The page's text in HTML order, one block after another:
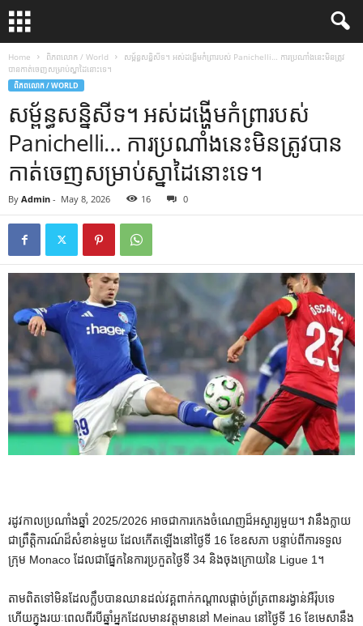
Home ពិភពលោក / World
សម្ព័ន្ធសន្និសីទ។ អស់​ដង្ហើម​កំព្រា​របស់ Panichelli… ការ​ប្រណាំង​នេះ​មិន​ត្រូវ​
បាន​កាត់​ចេញ​សម្រាប់​ស្នាដៃ​នោះ​ទេ។
ពិភពលោក / WORLD
សម្ព័ន្ធសន្និសីទ។ អស់​ដង្ហើម​កំព្រា​របស់
Panichelli… ការ​ប្រណាំង​នេះ​មិន​ត្រូវ​បាន​
កាត់​ចេញ​សម្រាប់​ស្នាដៃ​នោះ​ទេ។
By Admin - May 8, 2026 16 0
រដូវកាលប្រណាំងឆ្នាំ 2025/2026 អាចជាការកេងចំណេញដ៏អស្ចារ្យមួយ។ វានឹងក្លាយ
ជាព្រឹត្តិការណ៍ដ៏សំខាន់មួយ ដែលកើតឡើងនៅថ្ងៃទី 16 ខែឧសភា បន្ទាប់ពីការទទួល
ក្រុម Monaco ដែលជាផ្នែកនៃការប្រកួតថ្ងៃទី 34 និងចុងក្រោយនៃ Ligue 1។
តាមពិតទៅមិនដែលក្លឹបបានឈានដល់វគ្គពាក់កណ្តាលផ្តាច់ព្រ័ត្រពានរង្វាន់អឺរ៉ុបទេ
ហើយក្នុងរយៈពេលពីរបីឆ្នាំអ្នកដែលមានវត្តមាននៅ Meinau នៅថ្ងៃទី 16 ខែមេសានឹង